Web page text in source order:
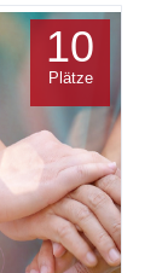
10
Plätze